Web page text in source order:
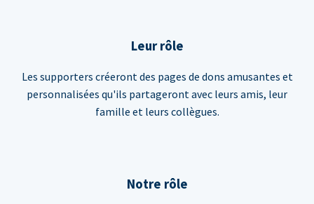
Leur rôle
Les supporters créeront des pages de dons amusantes et
personnalisées qu'ils partageront avec leurs amis, leur
famille et leurs collègues.
Notre rôle